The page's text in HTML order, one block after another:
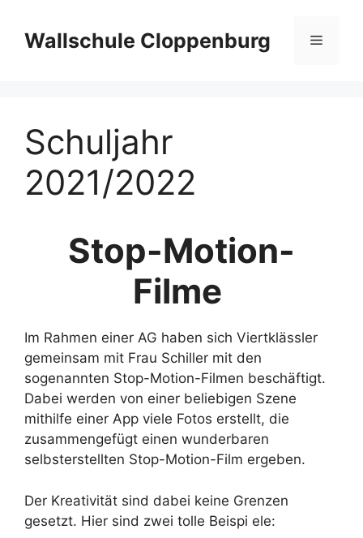
Inhalt
springen
Wallschule Cloppenburg Menü
Schuljahr
2021/2022
Stop-Motion-
Filme
Im Rahmen einer AG haben sich Viertklässler
gemeinsam mit Frau Schiller mit den
sogenannten Stop-Motion-Filmen beschäftigt.
Dabei werden von einer beliebigen Szene
mithilfe einer App viele Fotos erstellt, die
zusammengefügt einen wunderbaren
selbsterstellten Stop-Motion-Film ergeben.
Der Kreativität sind dabei keine Grenzen
gesetzt. Hier sind zwei tolle Beispi ele: